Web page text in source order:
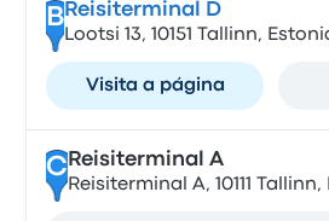
B Reisiterminal D
Lootsi 13, 10151 Tallinn,
Visita a página
CReisiterminal A
Reisiterminal A, 10111